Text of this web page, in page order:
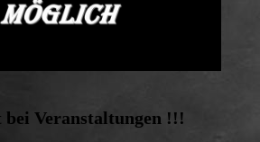
Veranstaltungen !!!